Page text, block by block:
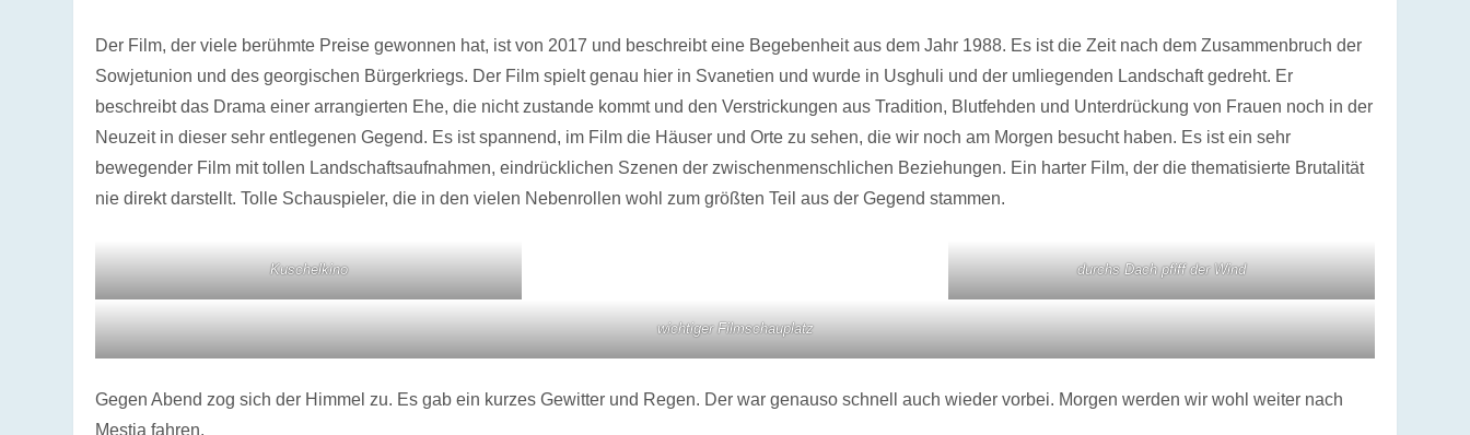
Der Film, der viele berühmte Preise gewonnen hat, ist von 2017 und beschreibt eine Begebenheit aus dem Jahr 1988. Es ist die Zeit nach dem Zusammenbruch der
Sowjetunion und des georgischen Bürgerkriegs. Der Film spielt genau hier in Svanetien und wurde in Usghuli und der umliegenden Landschaft gedreht. Er
beschreibt das Drama einer arrangierten Ehe, die nicht zustande kommt und den Verstrickungen aus Tradition, Blutfehden und Unterdrückung von Frauen noch in der
Neuzeit in dieser sehr entlegenen Gegend. Es ist spannend, im Film die Häuser und Orte zu sehen, die wir noch am Morgen besucht haben. Es ist ein sehr
bewegender Film mit tollen Landschaftsaufnahmen, eindrücklichen Szenen der zwischenmenschlichen Beziehungen. Ein harter Film, der die thematisierte Brutalität
nie direkt darstellt. Tolle Schauspieler, die in den vielen Nebenrollen wohl zum größten Teil aus der Gegend stammen.
Kuschelkino durchs Dach pfiff der Wind
wichtiger Filmschauplatz
Gegen Abend zog sich der Himmel zu. Es gab ein kurzes Gewitter und Regen. Der war genauso schnell auch wieder vorbei. Morgen werden wir wohl weiter nach
Mestia fahren.